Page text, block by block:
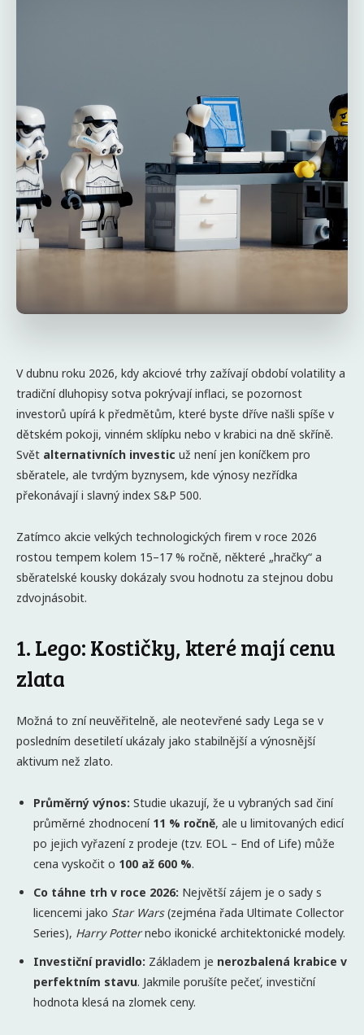
V dubnu roku 2026, kdy akciové trhy zažívají období volatility a
tradiční dluhopisy sotva pokrývají inflaci, se pozornost
investorů upírá k předmětům, které byste dříve našli spíše v
dětském pokoji, vinném sklípku nebo v krabici na dně skříně.
Svět alternativních investic už není jen koníčkem pro
sběratele, ale tvrdým byznysem, kde výnosy nezřídka
překonávají i slavný index S&P 500.
Zatímco akcie velkých technologických firem v roce 2026
rostou tempem kolem 15–17 % ročně, některé „hračky“ a
sběratelské kousky dokázaly svou hodnotu za stejnou dobu
zdvojnásobit.
1. Lego: Kostičky, které mají cenu
zlata
Možná to zní neuvěřitelně, ale neotevřené sady Lega se v
posledním desetiletí ukázaly jako stabilnější a výnosnější
aktivum než zlato.
Průměrný výnos: Studie ukazují, že u vybraných sad činí
průměrné zhodnocení 11 % ročně, ale u limitovaných edicí
po jejich vyřazení z prodeje (tzv. EOL – End of Life) může
cena vyskočit o 100 až 600 %.
Co táhne trh v roce 2026: Největší zájem je o sady s
licencemi jako Star Wars(zejména řada Ultimate Collector
Series), Harry Potternebo ikonické architektonické modely.
Investiční pravidlo: Základem je nerozbalená krabice v
perfektním stavu. Jakmile porušíte pečeť, investiční
hodnota klesá na zlomek ceny.